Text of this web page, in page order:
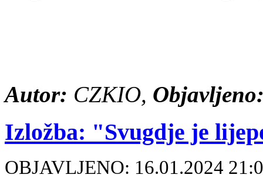
Autor: CZKIO,
Izložba: "Svugdje je
OBJAVLJENO: 16.01.2024